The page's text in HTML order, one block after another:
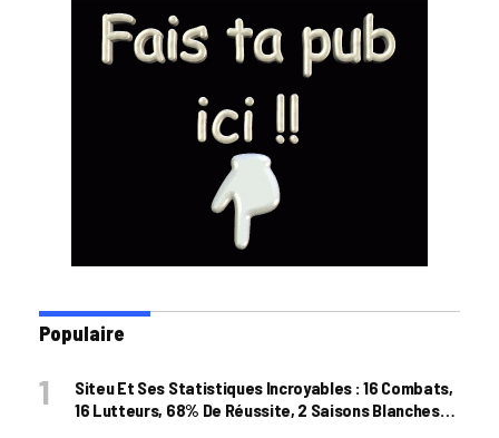
Populaire
Siteu Et Ses Statistiques Incroyables : 16 Combats,
16 Lutteurs, 68% De Réussite, 2 Saisons Blanches…